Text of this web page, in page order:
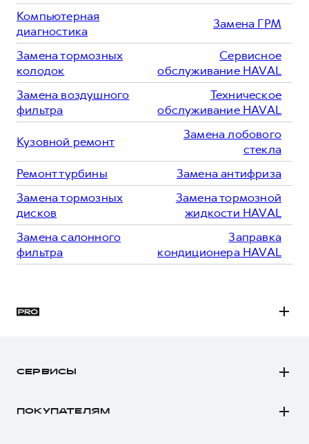
Компьютерная
диагностика
Замена ГРМ
Замена тормозных
колодок
Сервисное
обслуживание HAVAL
Замена воздушного
фильтра
Техническое
обслуживание HAVAL
Кузовной ремонт
Замена лобового
стекла
Ремонт турбины
Замена антифриза
Замена тормозных
дисков
Замена тормозной
жидкости HAVAL
Замена салонного
фильтра
Заправка
кондиционера HAVAL
СЕРВИСЫ
ПОКУПАТЕЛЯМ